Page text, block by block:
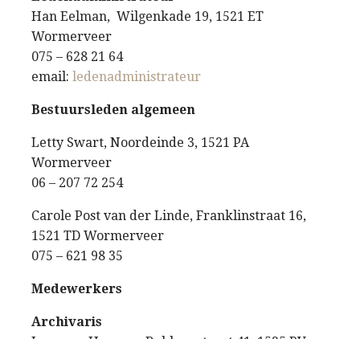
Han Eelman, Wilgenkade 19, 1521 ET
Wormerveer
075 – 628 21 64
email: ledenadministrateur
Bestuursleden algemeen
Letty Swart, Noordeinde 3, 1521 PA
Wormerveer
06 – 207 72 254
Carole Post van der Linde, Franklinstraat 16,
1521 TD Wormerveer
075 – 621 98 35
Medewerkers
Archivaris